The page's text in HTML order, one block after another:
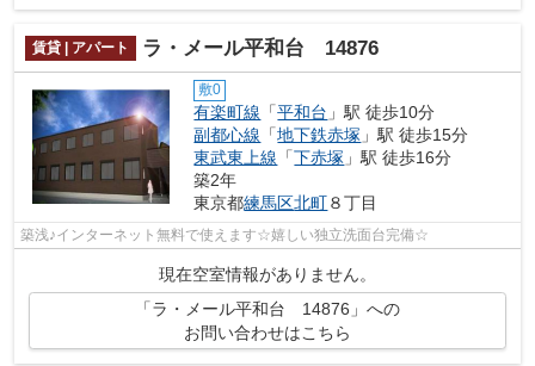
賃貸 | アパート ラ・メール平和台 14876
敷0
有楽町線 「平和台 」駅 徒歩10分
副都心線 「地下鉄赤塚 」駅 徒歩15分
東武東上線 「下赤塚 」駅 徒歩16分
築2年
東京都練馬区北町８丁目
築浅♪インターネット無料で使えます☆嬉しい独立洗面台完備☆
現在空室情報がありません。
「ラ・メール平和台 14876」への
お問い合わせはこちら